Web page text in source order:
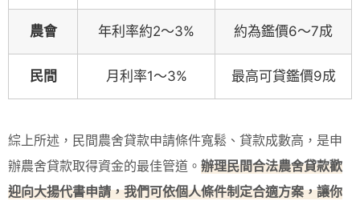
農會 年利率約2～3% 約為鑑價6～7成
民間 月利率1～3% 最高可貸鑑價9成
綜上所述，民間農舍貸款申請條件寬鬆、貸款成數高，是申
辦農舍貸款取得資金的最佳管道。 辦理民間合法農舍貸款歡
迎向大揚代書申請，我們可依個人條件制定合適方案，讓你